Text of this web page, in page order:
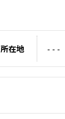
所在地 - - -